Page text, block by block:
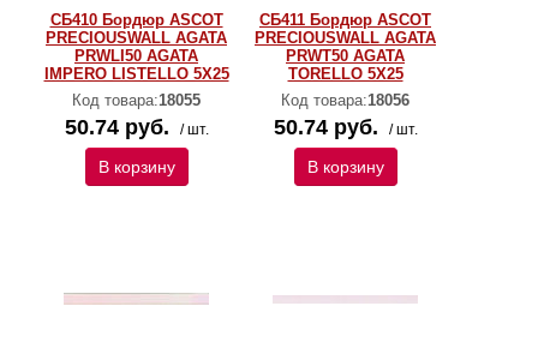
СБ410 Бордюр ASCOT
PRECIOUSWALL AGATA
PRWLI50 AGATA
IMPERO LISTELLO 5X25
Код товара:18055
50.74 руб. / шт.
В корзину
СБ411 Бордюр ASCOT
PRECIOUSWALL AGATA
PRWT50 AGATA
TORELLO 5X25
Код товара:18056
50.74 руб. / шт.
В корзину